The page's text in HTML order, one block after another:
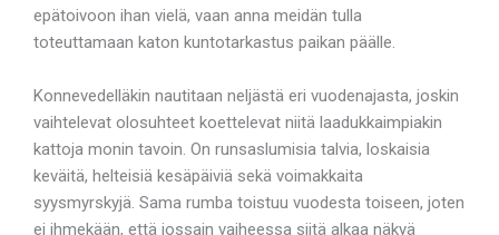
epätoivoon ihan vielä, vaan anna meidän tulla
toteuttamaan katon kuntotarkastus paikan päälle.
Konnevedelläkin nautitaan neljästä eri vuodenajasta, joskin
vaihtelevat olosuhteet koettelevat niitä laadukkaimpiakin
kattoja monin tavoin. On runsaslumisia talvia, loskaisia
keväitä, helteisiä kesäpäiviä sekä voimakkaita
syysmyrskyjä. Sama rumba toistuu vuodesta toiseen, joten
ei ihmekään, että jossain vaiheessa siitä alkaa näkyä